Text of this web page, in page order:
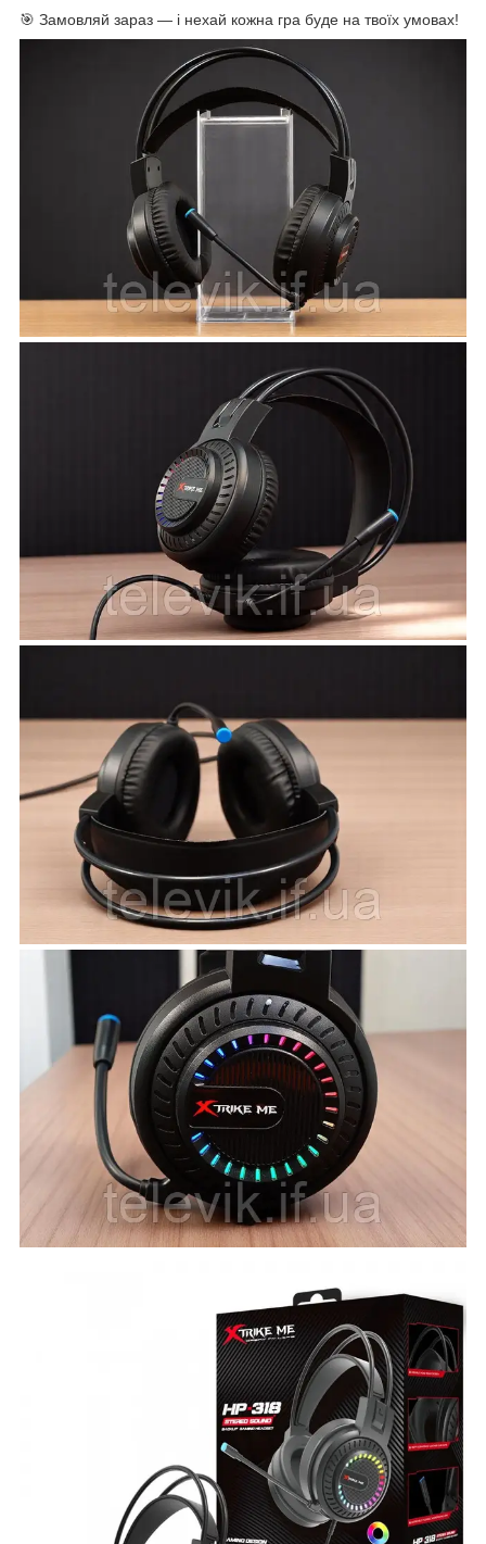
🎯 Замовляй зараз — і нехай кожна гра буде на твоїх умовах!